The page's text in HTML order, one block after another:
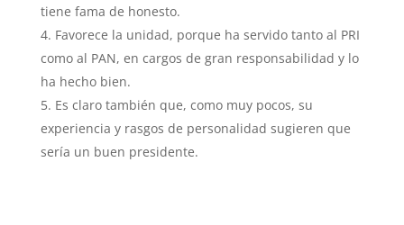
tiene fama de honesto.
Favorece la unidad, porque ha servido tanto al PRI
como al PAN, en cargos de gran responsabilidad y lo
ha hecho bien.
Es claro también que, como muy pocos, su
experiencia y rasgos de personalidad sugieren que
sería un buen presidente.